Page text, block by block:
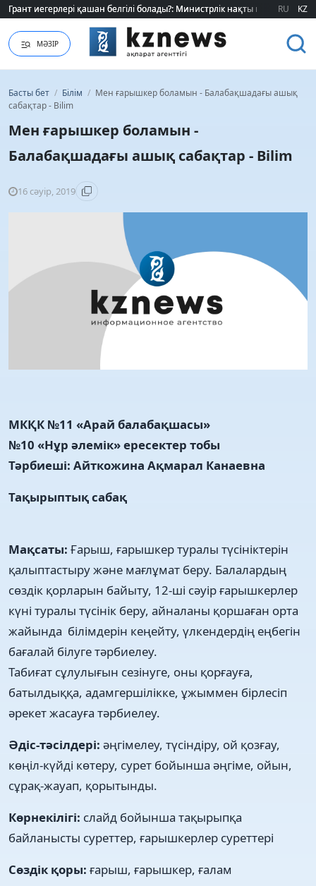
Грант иегерлері қашан белгілі болады?: Министрлік нақты мерзімді
Грант иегерлері қашан белгілі болады?: Министрлік нақты мерзімді
RU KZ
МӘЗІР
Басты бет / Білім / Мен ғарышкер боламын - Балабақшадағы ашық
сабақтар - Bilim
Мен ғарышкер боламын -
Балабақшадағы ашық сабақтар - Bilim
16 сәуір, 2019
МКҚК №11 «Арай балабақшасы»
№10 «Нұр әлемік» ересектер тобы
Тәрбиеші: Айткожина Ақмарал Канаевна
Тақырыптық сабақ
Мақсаты: Ғарыш, ғарышкер туралы түсініктерін
қалыптастыру және мағлұмат беру. Балалардың
сөздік қорларын байыту, 12-ші сәуір ғарышкерлер
күні туралы түсінік беру, айналаны қоршаған орта
жайында білімдерін кеңейту, үлкендердің еңбегін
бағалай білуге тәрбиелеу.
Табиғат сұлулығын сезінуге, оны қорғауға,
батылдыққа, адамгершілікке, ұжыммен бірлесіп
әрекет жасауға тәрбиелеу.
Әдіс-тәсілдері: әңгімелеу, түсіндіру, ой қозғау,
көңіл-күйді көтеру, сурет бойынша әңгіме, ойын,
сұрақ-жауап, қорытынды.
Көрнекілігі: слайд бойынша тақырыпқа
байланысты суреттер, ғарышкерлер суреттері
Сөздік қоры: ғарыш, ғарышкер, ғалам